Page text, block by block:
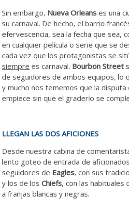
Sin embargo, Nueva Orleans es una
su carnaval. De hecho, el barrio
efervescencia, sea la fecha que sea,
en cualquier película o serie que se
cada vez que los protagonistas se
siempre es carnaval. Bourbon Street
de seguidores de ambos equipos, lo
y mucho nos tememos que la
empiece sin que el graderío se
LLEGAN LAS DOS AFICIONES
Desde nuestra cabina de
lento goteo de entrada de
seguidores de Eagles, con sus
y los de losChiefs, con las habituales
a franjas blancas y negras.